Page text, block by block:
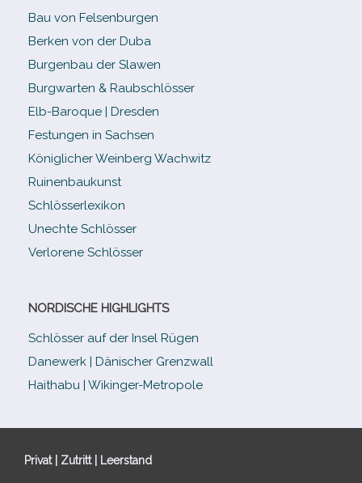
Bau von Felsenburgen
Berken von der Duba
Burgenbau der Slawen
Burgwarten & Raubschlösser
Elb-​Baroque | Dresden
Festungen in Sachsen
Königlicher Weinberg Wachwitz
Ruinenbaukunst
Schlösserlexikon
Unechte Schlösser
Verlorene Schlösser
NORDISCHE HIGHLIGHTS
Schlösser auf der Insel Rügen
Danewerk | Dänischer Grenzwall
Haithabu | Wikinger-Metropole
Privat | Zutritt | Leerstand